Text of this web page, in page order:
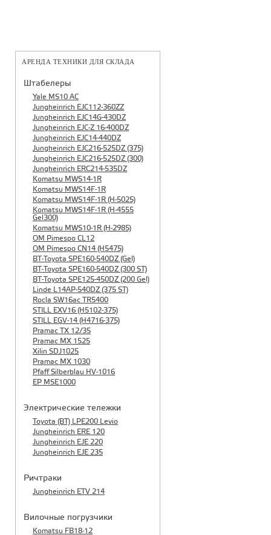
АРЕНДА ТЕХНИКИ ДЛЯ СКЛАДА
Штабелеры
Yale MS10 AC
Jungheinrich EJC112-360ZZ
Jungheinrich EJC14G-430DZ
Jungheinrich EJC-Z 16-400DZ
Jungheinrich EJC14-440DZ
Jungheinrich EJC216-525DZ (375)
Jungheinrich EJC216-525DZ (300)
Jungheinrich ERC214-535DZ
Komatsu MWS14-1R
Komatsu MWS14F-1R
Komatsu MWS14F-1R (H-5025)
Komatsu MWS14F-1R (H-4555
Gel300)
Komatsu MWS10-1R (Н-2985)
OM Pimespo CL12
OM Pimespo CN14 (Н5475)
BT-Toyota SPE160-540DZ (Gel)
BT-Toyota SPE160-540DZ (300 ST)
BT-Toyota SPE125-450DZ (200 Gel)
Linde L14AP-540DZ (375 ST)
Rocla SW16ac TR5400
STILL EXV16 (H5102-375)
STILL EGV-14 (H4716-375)
Pramac TX 12/35
Pramac MX 1525
Xilin SDJ1025
Pramac MX 1030
Pfaff Silberblau HV-1016
EP MSE1000
Электрические тележки
Toyota (BT) LPE200 Levio
Jungheinrich ERE 120
Jungheinrich EJE 220
Jungheinrich EJE 235
Ричтраки
Jungheinrich ETV 214
Вилочные погрузчики
Komatsu FB18-12